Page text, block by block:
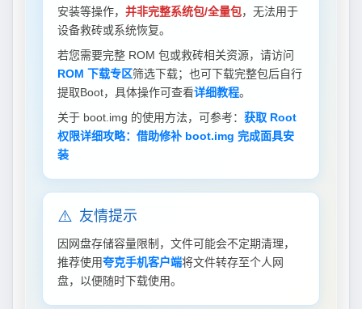
安装等操作， 并非完整系统包/全量包，无法用于
设备救砖或系统恢复。
若您需要完整 ROM 包或救砖相关资源，请访问
ROM 下载专区筛选下载；也可下载完整包后自行
提取Boot，具体操作可查看详细教程。
关于 boot.img 的使用方法，可参考： 获取 Root
权限详细攻略：借助修补 boot.img 完成面具安
装
⚠️ 友情提示
因网盘存储容量限制，文件可能会不定期清理，
推荐使用夸克手机客户端将文件转存至个人网
盘，以便随时下载使用。